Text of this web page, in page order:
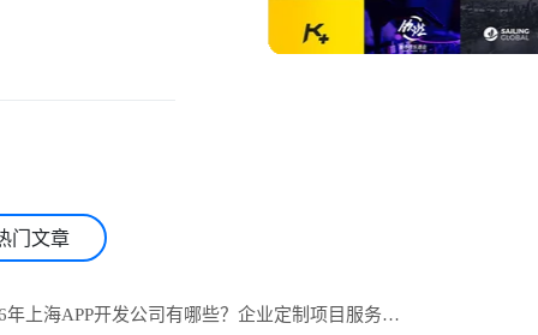
门文章
1.2026年上海APP开发公司有哪些？企业定制项目服务商推荐与选型参考